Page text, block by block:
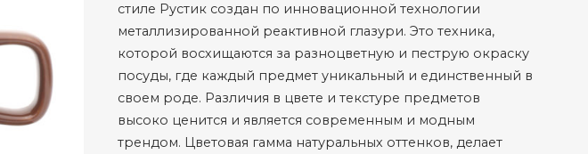
стиле Рустик создан по инновационной технологии
металлизированной реактивной глазури. Это техника,
которой восхищаются за разноцветную и пеструю окраску
посуды, где каждый предмет уникальный и единственный в
своем роде. Различия в цвете и текстуре предметов
высоко ценится и является современным и модным
трендом. Цветовая гамма натуральных оттенков, делает